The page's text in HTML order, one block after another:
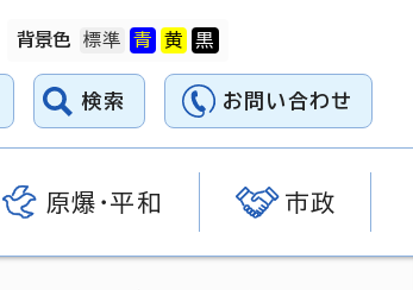
背景色
検索 お問い合わせ
原爆・平和 市政